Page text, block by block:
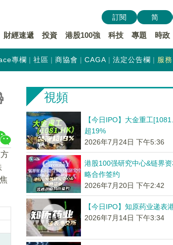
財經速遞 投資 港股100強 科技 專題 時政
訂閱 简
專欄 社區 商協會 CAGA 法定公告欄 服務
視頻
【今日IPO】大金重工
超19%
2026年7月24日 下午5:36
港股100强研究中心&链界
略合作签约
2026年7月20日 下午2:42
【今日IPO】知原药业递表
2026年7月14日 下午3:34